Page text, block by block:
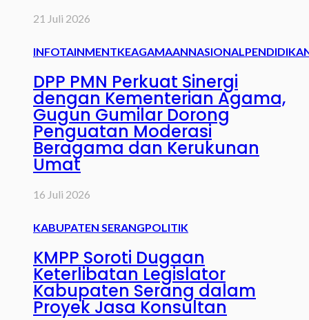
21 Juli 2026
INFOTAINMENTKEAGAMAANNASIONAL
DPP PMN Perkuat Sinergi
dengan Kementerian Agama,
Gugun Gumilar Dorong
Penguatan Moderasi
Beragama dan Kerukunan
Umat
16 Juli 2026
KABUPATEN SERANGPOLITIK
KMPP Soroti Dugaan
Keterlibatan Legislator
Kabupaten Serang dalam
Proyek Jasa Konsultan